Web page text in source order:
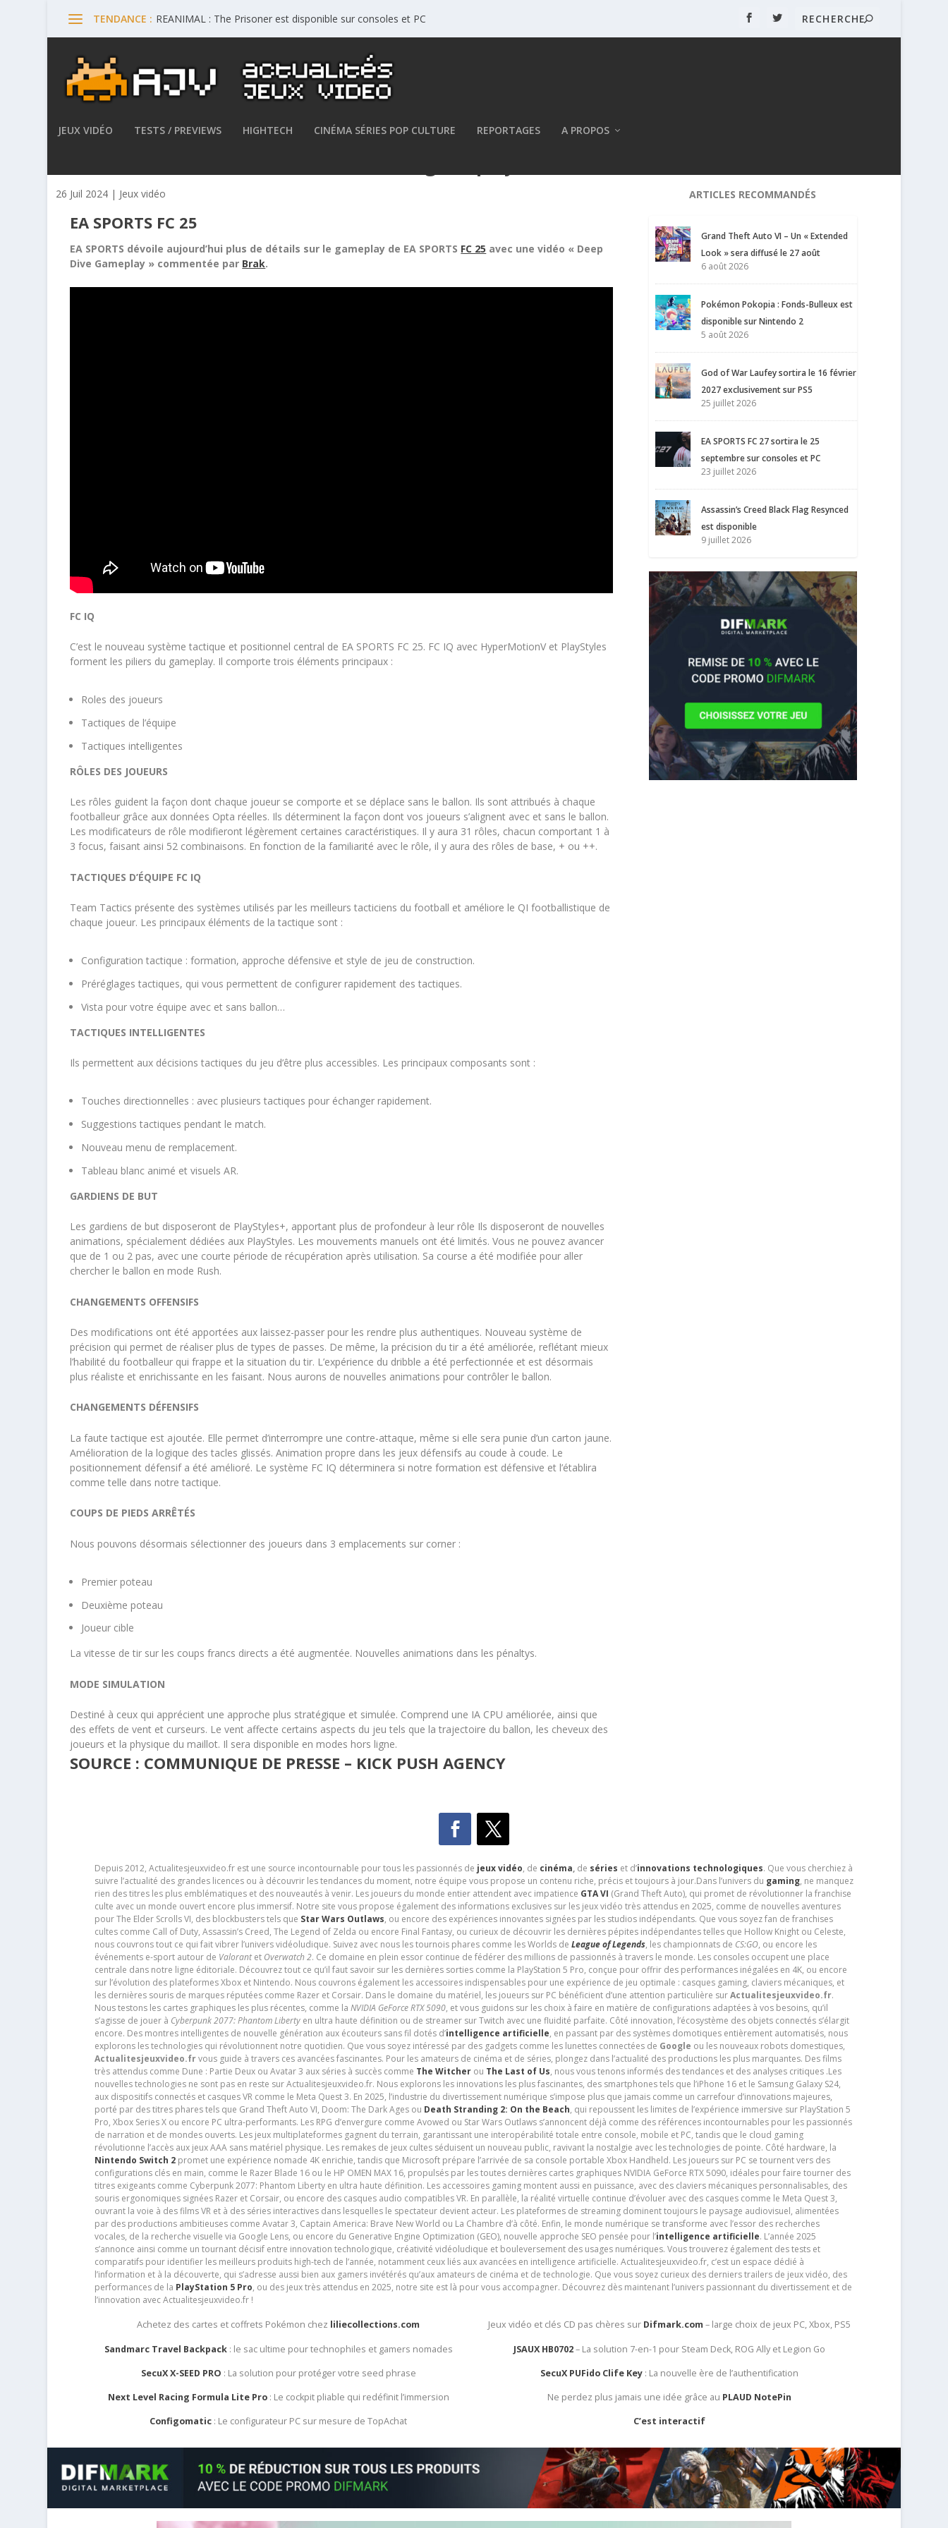
TENDANCE : REANIMAL : The Prisoner est disponible sur consoles et PC
JEUX VIDÉO TESTS / PREVIEWS HIGHTECH CINÉMA SÉRIES POP CULTURE REPORTAGES A PROPOS
26 Juil 2024 | Jeux vidéo
EA SPORTS FC 25
EA SPORTS dévoile aujourd’hui plus de détails sur le gameplay de EA SPORTS FC 25 avec une vidéo « Deep
Dive Gameplay » commentée par Brak.
FC IQ
C’est le nouveau système tactique et positionnel central de EA SPORTS FC 25. ​FC IQ avec HyperMotionV et PlayStyles
forment les piliers du gameplay. ​Il comporte trois éléments principaux :
Roles des joueurs
Tactiques de l’équipe
Tactiques intelligentes
RÔLES DES JOUEURS
Les rôles guident la façon dont chaque joueur se comporte et se déplace sans le ballon. ​Ils sont attribués à chaque
footballeur grâce aux données Opta réelles. ​Ils déterminent la façon dont vos joueurs s’alignent avec et sans le ballon. ​
Les modificateurs de rôle modifieront légèrement certaines caractéristiques. ​Il y aura 31 rôles, chacun comportant 1 à
3 focus, faisant ainsi 52 combinaisons. ​En fonction de la familiarité avec le rôle, il y aura des rôles de base, + ou ++.
TACTIQUES D’ÉQUIPE FC IQ
Team Tactics présente des systèmes utilisés par les meilleurs tacticiens du football et améliore le QI footballistique de
chaque joueur. ​Les principaux éléments de la tactique sont :
Configuration tactique : formation, approche défensive et style de jeu de construction.
Préréglages tactiques, qui vous permettent de configurer rapidement des tactiques.
Vista pour votre équipe avec et sans ballon…
TACTIQUES INTELLIGENTES
Ils permettent aux décisions tactiques du jeu d’être plus accessibles. ​Les principaux composants sont :
Touches directionnelles : avec plusieurs tactiques pour échanger rapidement.
Suggestions tactiques pendant le match.
Nouveau menu de remplacement.
Tableau blanc animé et visuels AR.
GARDIENS DE BUT
Les gardiens de but disposeront de PlayStyles+, apportant plus de profondeur à leur rôle ​Ils disposeront de nouvelles
animations, spécialement dédiées aux PlayStyles. ​Les mouvements manuels ont été limités. Vous ne pouvez avancer
que de 1 ou 2 pas, avec une courte période de récupération après utilisation. ​Sa course a été modifiée pour aller
chercher le ballon en mode Rush.
CHANGEMENTS OFFENSIFS
Des modifications ont été apportées aux laissez-passer pour les rendre plus authentiques. ​Nouveau système de
précision qui permet de réaliser plus de types de passes. ​De même, la précision du tir a été améliorée, reflétant mieux
l’habilité du footballeur qui frappe et la situation du tir. ​L’expérience du dribble a été perfectionnée et est désormais
plus réaliste et enrichissante en les faisant. ​Nous aurons de nouvelles animations pour contrôler le ballon.
CHANGEMENTS DÉFENSIFS
La faute tactique est ajoutée. Elle permet d’interrompre une contre-attaque, même si elle sera punie d’un carton jaune.
​Amélioration de la logique des tacles glissés. ​Animation propre dans les jeux défensifs au coude à coude. ​Le
positionnement défensif a été amélioré. ​Le système FC IQ déterminera si notre formation est défensive et l’établira
comme telle dans notre tactique.
COUPS DE PIEDS ARRÊTÉS
Nous pouvons désormais sélectionner des joueurs dans 3 emplacements sur corner :
Premier poteau
Deuxième poteau
Joueur cible
La vitesse de tir sur les coups francs directs a été augmentée. ​Nouvelles animations dans les pénaltys.
MODE SIMULATION
Destiné à ceux qui apprécient une approche plus stratégique et simulée. ​Comprend une IA CPU améliorée, ainsi que
des effets de vent et curseurs. ​Le vent affecte certains aspects du jeu tels que la trajectoire du ballon, les cheveux des
joueurs et la physique du maillot. ​Il sera disponible en modes hors ligne.
SOURCE : COMMUNIQUE DE PRESSE – KICK PUSH AGENCY
ARTICLES RECOMMANDÉS
Grand Theft Auto VI – Un « Extended
Look » sera diffusé le 27 août
6 août 2026
Pokémon Pokopia : Fonds-Bulleux est
disponible sur Nintendo 2
5 août 2026
God of War Laufey sortira le 16 février
2027 exclusivement sur PS5
25 juillet 2026
EA SPORTS FC 27 sortira le 25
septembre sur consoles et PC
23 juillet 2026
Assassin’s Creed Black Flag Resynced
est disponible
9 juillet 2026
Depuis 2012, Actualitesjeuxvideo.fr est une source incontournable pour tous les passionnés de jeux vidéo, de cinéma,de séries et d’innovations technologiques. Que vous cherchiez à
suivre l’actualité des grandes licences ou à découvrir les tendances du moment, notre équipe vous propose un contenu riche, précis et toujours à jour.Dans l’univers du gaming, ne manquez
rien des titres les plus emblématiques et des nouveautés à venir. Les joueurs du monde entier attendent avec impatience GTA VI (Grand Theft Auto), qui promet de révolutionner la franchise
culte avec un monde ouvert encore plus immersif. Notre site vous propose également des informations exclusives sur les jeux vidéo très attendus en 2025, comme de nouvelles aventures
pour The Elder Scrolls VI, des blockbusters tels que Star Wars Outlaws, ou encore des expériences innovantes signées par les studios indépendants. Que vous soyez fan de franchises
cultes comme Call of Duty, Assassin’s Creed, The Legend of Zelda ou encore Final Fantasy, ou curieux de découvrir les dernières pépites indépendantes telles que Hollow Knight ou Celeste,
nous couvrons tout ce qui fait vibrer l’univers vidéoludique. Suivez avec nous les tournois phares comme les Worlds de League of Legends, les championnats de CS:GO, ou encore les
événements e-sport autour de Valorantet Overwatch 2. Ce domaine en plein essor continue de fédérer des millions de passionnés à travers le monde. Les consoles occupent une place
centrale dans notre ligne éditoriale. Découvrez tout ce qu’il faut savoir sur les dernières sorties comme la PlayStation 5 Pro, conçue pour offrir des performances inégalées en 4K, ou encore
sur l’évolution des plateformes Xbox et Nintendo. Nous couvrons également les accessoires indispensables pour une expérience de jeu optimale : casques gaming, claviers mécaniques, et
les dernières souris de marques réputées comme Razer et Corsair. Dans le domaine du matériel, les joueurs sur PC bénéficient d’une attention particulière surActualitesjeuxvideo.fr.
Nous testons les cartes graphiques les plus récentes, comme la NVIDIA GeForce RTX 5090, et vous guidons sur les choix à faire en matière de configurations adaptées à vos besoins, qu’il
s’agisse de jouer à Cyberpunk 2077: Phantom Libertyen ultra haute définition ou de streamer sur Twitch avec une fluidité parfaite. Côté innovation, l’écosystème des objets connectés s’élargit
encore. Des montres intelligentes de nouvelle génération aux écouteurs sans fil dotés d’intelligence artificielle, en passant par des systèmes domotiques entièrement automatisés, nous
explorons les technologies qui révolutionnent notre quotidien. Que vous soyez intéressé par des gadgets comme les lunettes connectées de Google ou les nouveaux robots domestiques,
Actualitesjeuxvideo.frvous guide à travers ces avancées fascinantes. Pour les amateurs de cinéma et de séries, plongez dans l’actualité des productions les plus marquantes. Des films
très attendus comme Dune : Partie Deux ou Avatar 3 aux séries à succès comme The Witcherou The Last of Us, nous vous tenons informés des tendances et des analyses critiques .Les
nouvelles technologies ne sont pas en reste sur Actualitesjeuxvideo.fr. Nous explorons les innovations les plus fascinantes, des smartphones tels que l’iPhone 16 et le Samsung Galaxy S24,
aux dispositifs connectés et casques VR comme le Meta Quest 3. En 2025, l’industrie du divertissement numérique s’impose plus que jamais comme un carrefour d’innovations majeures,
porté par des titres phares tels que Grand Theft Auto VI, Doom: The Dark Ages ou Death Stranding 2: On the Beach, qui repoussent les limites de l’expérience immersive sur PlayStation 5
Pro, Xbox Series X ou encore PC ultra-performants. Les RPG d’envergure comme Avowed ou Star Wars Outlaws s’annoncent déjà comme des références incontournables pour les passionnés
de narration et de mondes ouverts. Les jeux multiplateformes gagnent du terrain, garantissant une interopérabilité totale entre console, mobile et PC, tandis que le cloud gaming
révolutionne l’accès aux jeux AAA sans matériel physique. Les remakes de jeux cultes séduisent un nouveau public, ravivant la nostalgie avec les technologies de pointe. Côté hardware, la
Nintendo Switch 2promet une expérience nomade 4K enrichie, tandis que Microsoft prépare l’arrivée de sa console portable Xbox Handheld. Les joueurs sur PC se tournent vers des
configurations clés en main, comme le Razer Blade 16 ou le HP OMEN MAX 16, propulsés par les toutes dernières cartes graphiques NVIDIA GeForce RTX 5090, idéales pour faire tourner des
titres exigeants comme Cyberpunk 2077: Phantom Liberty en ultra haute définition. Les accessoires gaming montent aussi en puissance, avec des claviers mécaniques personnalisables, des
souris ergonomiques signées Razer et Corsair, ou encore des casques audio compatibles VR. En parallèle, la réalité virtuelle continue d’évoluer avec des casques comme le Meta Quest 3,
ouvrant la voie à des films VR et à des séries interactives dans lesquelles le spectateur devient acteur. Les plateformes de streaming dominent toujours le paysage audiovisuel, alimentées
par des productions ambitieuses comme Avatar 3, Captain America: Brave New World ou La Chambre d’à côté. Enfin, le monde numérique se transforme avec l’essor des recherches
vocales, de la recherche visuelle via Google Lens, ou encore du Generative Engine Optimization (GEO), nouvelle approche SEO pensée pour l’intelligence artificielle. L’année 2025
s’annonce ainsi comme un tournant décisif entre innovation technologique, créativité vidéoludique et bouleversement des usages numériques. Vous trouverez également des tests et
comparatifs pour identifier les meilleurs produits high-tech de l’année, notamment ceux liés aux avancées en intelligence artificielle. Actualitesjeuxvideo.fr, c’est un espace dédié à
l’information et à la découverte, qui s’adresse aussi bien aux gamers invétérés qu’aux amateurs de cinéma et de technologie. Que vous soyez curieux des derniers trailers de jeux vidéo, des
performances de la PlayStation 5 Pro, ou des jeux très attendus en 2025, notre site est là pour vous accompagner. Découvrez dès maintenant l’univers passionnant du divertissement et de
l’innovation avec Actualitesjeuxvideo.fr !
Achetez des cartes et coffrets Pokémon chez liliecollections.com
Sandmarc Travel Backpack: le sac ultime pour technophiles et gamers nomades
SecuX X-SEED PRO : La solution pour protéger votre seed phrase
Next Level Racing Formula Lite Pro: Le cockpit pliable qui redéfinit l’immersion
Configomatic : Le configurateur PC sur mesure de TopAchat
Jeux vidéo et clés CD pas chères sur Difmark.com – large choix de jeux PC, Xbox, PS5
JSAUX HB0702– La solution 7-en-1 pour Steam Deck, ROG Ally et Legion Go
SecuX PUFido Clife Key : La nouvelle ère de l’authentification
Ne perdez plus jamais une idée grâce au PLAUD NotePin
C’est interactif